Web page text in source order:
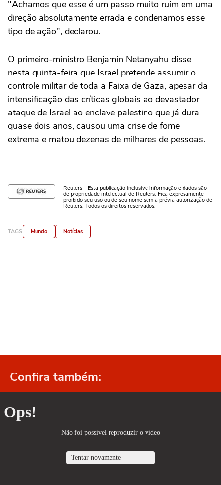
"Achamos que esse é um passo muito ruim em uma
direção absolutamente errada e condenamos esse
tipo de ação", declarou.
O primeiro-ministro Benjamin Netanyahu disse
nesta quinta-feira que Israel pretende assumir o
controle militar de toda a Faixa de Gaza, apesar da
intensificação das críticas globais ao devastador
ataque de Israel ao enclave palestino que já dura
quase dois anos, causou uma crise de fome
extrema e matou dezenas de milhares de pessoas.
Reuters - Esta publicação inclusive informação e dados são
de propriedade intelectual de Reuters. Fica expresamente
proibido seu uso ou de seu nome sem a prévia autorização de
Reuters. Todos os direitos reservados.
TAGS Mundo Notícias
Confira também: